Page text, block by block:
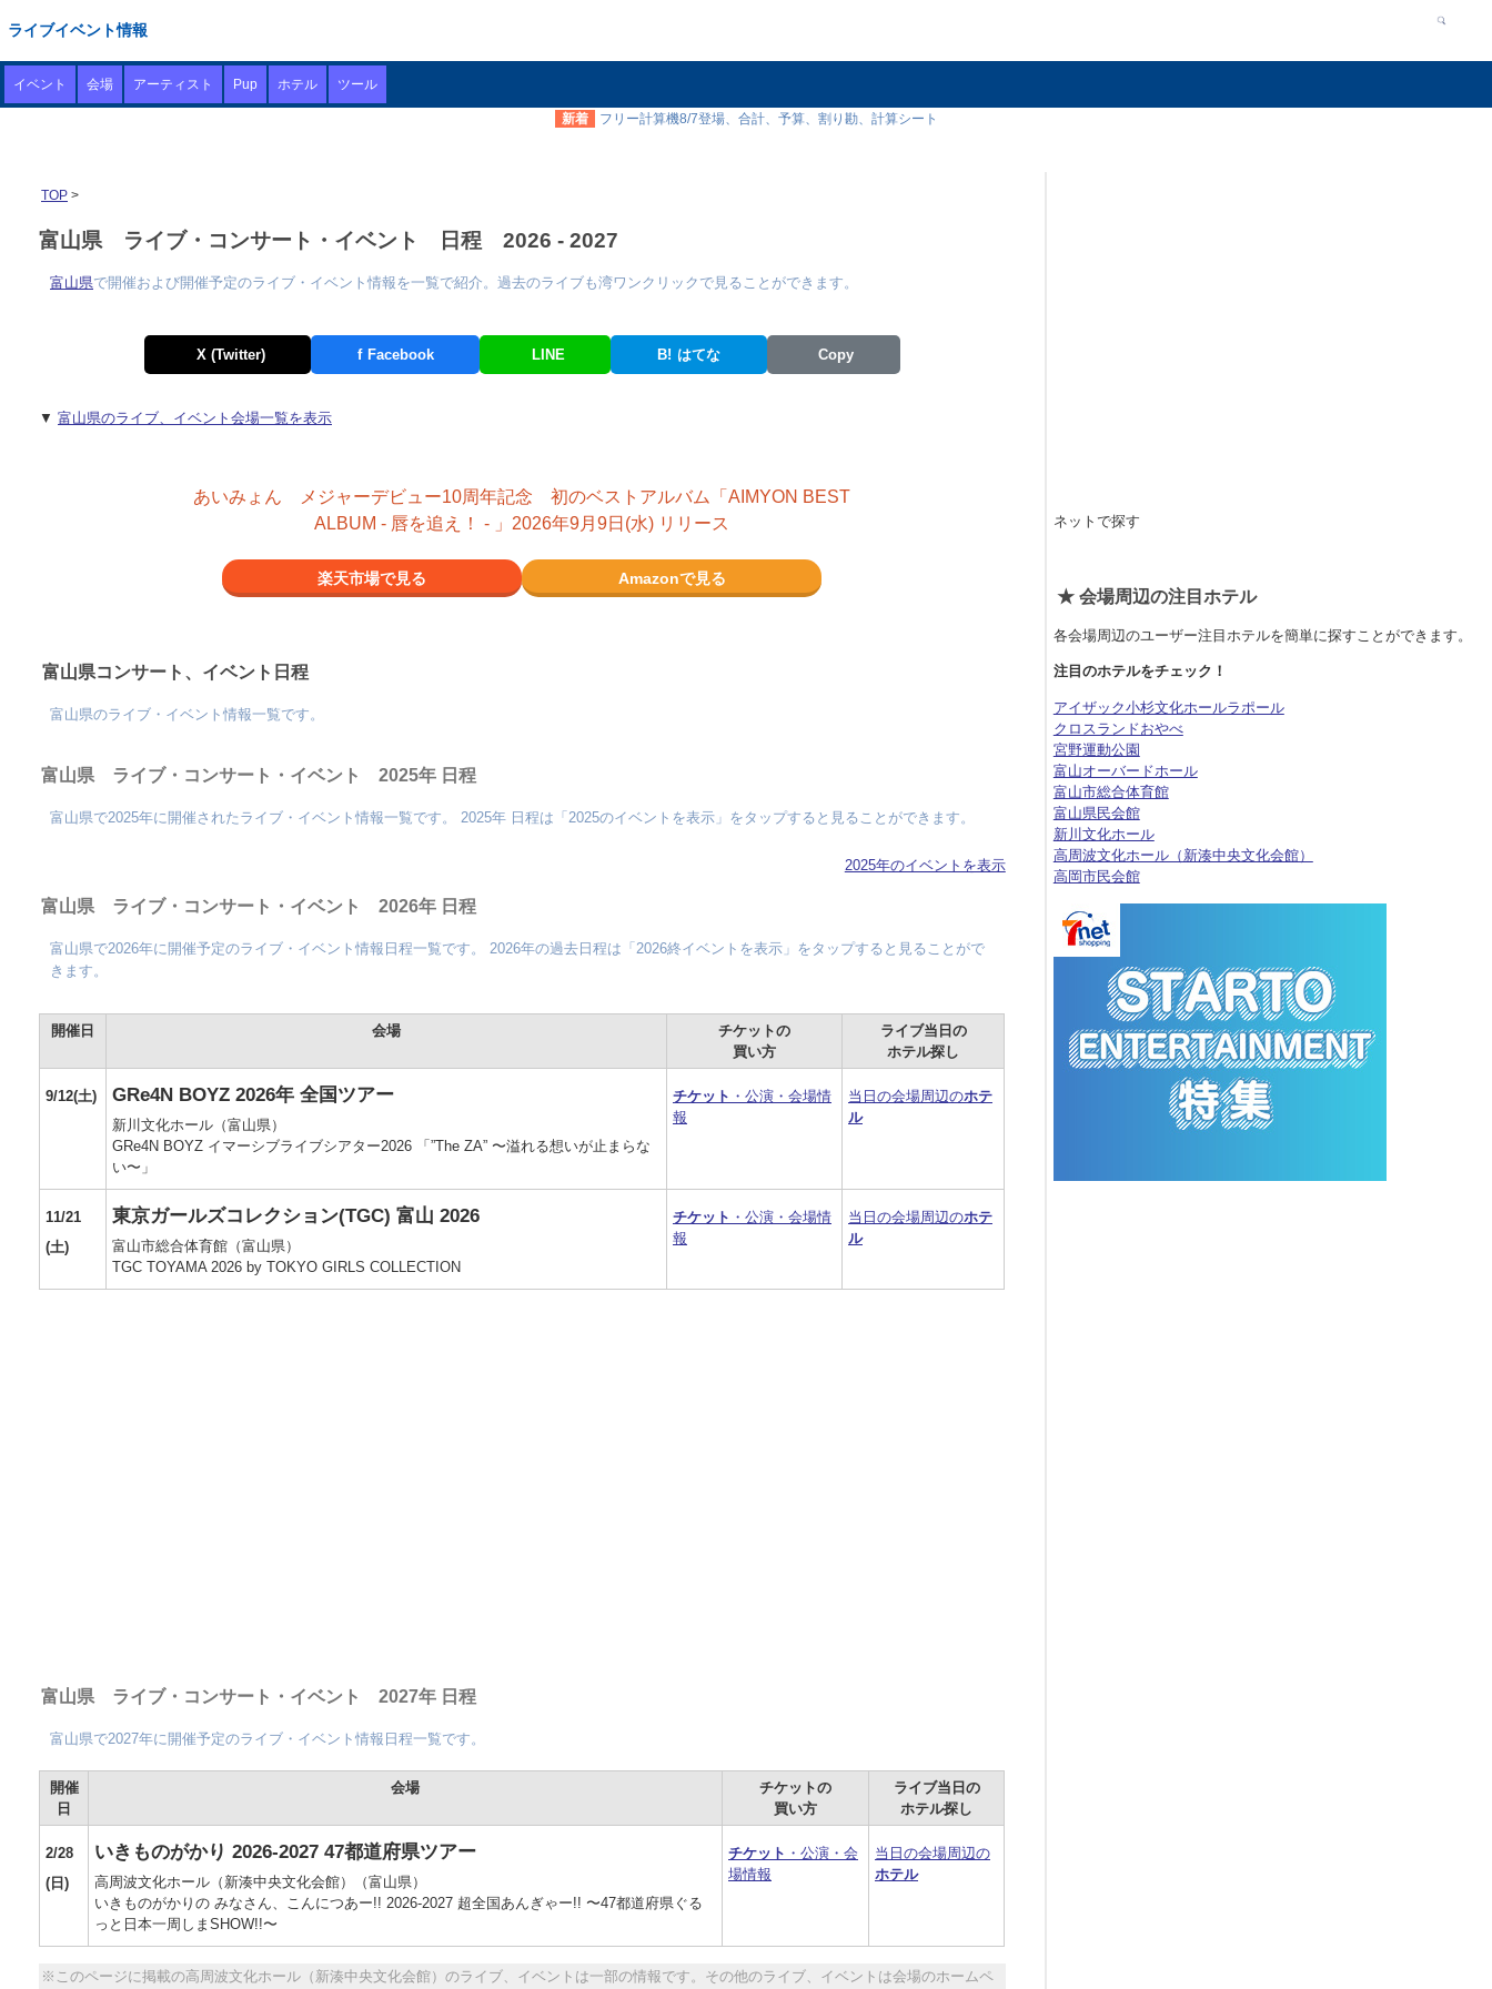
ライブイベント情報
イベント 会場 アーティスト Pup ホテル ツール
新着 フリー計算機8/7登場、合計、予算、割り勘、計算シート
TOP >
富山県 ライブ・コンサート・イベント 日程 2026 - 2027
富山県で開催および開催予定のライブ・イベント情報を一覧で紹介。過去のライブも湾ワンクリックで見ることができます。
X (Twitter) f Facebook LINE B! はてな Copy
▼ 富山県のライブ、イベント会場一覧を表示
あいみょん メジャーデビュー10周年記念 初のベストアルバム「AIMYON BEST
ALBUM - 唇を追え！ - 」2026年9月9日(水) リリース
楽天市場で見る Amazonで見る
富山県コンサート、イベント日程
富山県のライブ・イベント情報一覧です。
富山県 ライブ・コンサート・イベント 2025年 日程
富山県で2025年に開催されたライブ・イベント情報一覧です。 2025年 日程は「2025のイベントを表示」をタップすると見ることができます。
2025年のイベントを表示
富山県 ライブ・コンサート・イベント 2026年 日程
富山県で2026年に開催予定のライブ・イベント情報日程一覧です。 2026年の過去日程は「2026終イベントを表示」をタップすると見ることがで
きます。
開催日 会場
チケットの
買い方
ライブ当日の
ホテル探し
9/12(土) GRe4N BOYZ 2026年 全国ツアー
新川文化ホール（富山県）
GRe4N BOYZ イマーシブライブシアター2026 「”The ZA” 〜溢れる想いが止まらな
い〜」
チケット ・公演・会場情
報
当日の会場周辺のホテ
ル
11/21
(土)
東京ガールズコレクション(TGC) 富山 2026
富山市総合体育館（富山県）
TGC TOYAMA 2026 by TOKYO GIRLS COLLECTION
チケット ・公演・会場情
報
当日の会場周辺のホテ
ル
富山県 ライブ・コンサート・イベント 2027年 日程
富山県で2027年に開催予定のライブ・イベント情報日程一覧です。
開催
日
会場
チケットの
買い方
ライブ当日の
ホテル探し
2/28
(日)
いきものがかり 2026-2027 47都道府県ツアー
高周波文化ホール（新湊中央文化会館）（富山県）
いきものがかりの みなさん、こんにつあー!! 2026-2027 超全国あんぎゃー!! 〜47都道府県ぐる
っと日本一周しまSHOW!!〜
チケット ・公演・会
場情報
当日の会場周辺の
ホテル
※このページに掲載の高周波文化ホール（新湊中央文化会館）のライブ、イベントは一部の情報です。その他のライブ、イベントは会場のホームペ
ネットで探す
★ 会場周辺の注目ホテル
各会場周辺のユーザー注目ホテルを簡単に探すことができます。
注目のホテルをチェック！
アイザック小杉文化ホールラポール
クロスランドおやべ
宮野運動公園
富山オーバードホール
富山市総合体育館
富山県民会館
新川文化ホール
高周波文化ホール（新湊中央文化会館）
高岡市民会館